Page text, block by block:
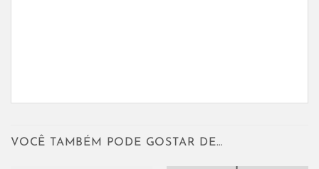
VOCÊ TAMBÉM PODE GOSTAR DE…